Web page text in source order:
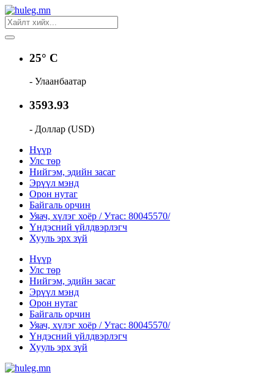
25° C
- Улаанбаатар
3593.93
- Доллар (USD)
Нүүр
Улс төр
Нийгэм, эдийн засаг
Эрүүл мэнд
Орон нутаг
Байгаль орчин
Уяач, хүлэг хоёр / Утас: 80045570/
Үндэсний үйлдвэрлэгч
Хууль эрх зүй
Нүүр
Улс төр
Нийгэм, эдийн засаг
Эрүүл мэнд
Орон нутаг
Байгаль орчин
Уяач, хүлэг хоёр / Утас: 80045570/
Үндэсний үйлдвэрлэгч
Хууль эрх зүй